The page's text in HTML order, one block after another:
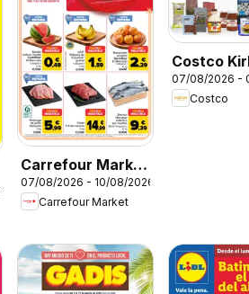
Carrefour Market
Precio Imbatible
07/08/2026 - 10/08/2026
Carrefour Market
Costco
07/08/2026 -
Costco